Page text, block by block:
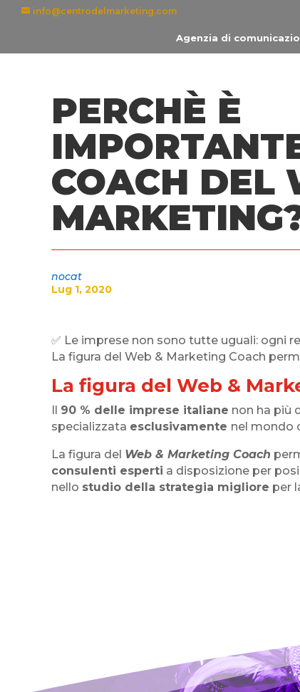
info@centrodelmarketing.com
Agenzia di
PERCHÈ È
COACH DEL
nocat
Lug 1, 2020
✅ Le imprese non sono tutte uguali: ogni
La figura del Web & Marketing Coach
La figura del Web &
90 % delle imprese italiane non ha più
specializzata esclusivamente nel mondo
La figura del Web & Marketing Coach
consulenti esperti a disposizione per
nello studio della strategia migliore per